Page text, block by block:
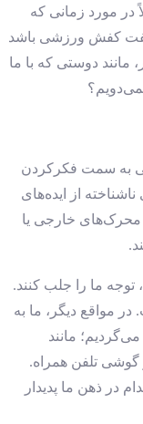
در مورد زمانی که
کفش ورزشی باشد
مانند دوستی که با ما
به سمت فکرکردن
از ایده‌های
خارجی یا
توجه ما را جلب کنند.
در مواقع دیگر، ما به
مانند
گوشی تلفن همراه.
در ذهن ما پدیدار